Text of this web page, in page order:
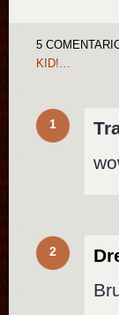
5
KID!…
1
2